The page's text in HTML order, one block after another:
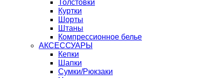
Толстовки
Куртки
Шорты
Штаны
Компрессионное белье
АКСЕССУАРЫ
Кепки
Шапки
Сумки/Рюкзаки